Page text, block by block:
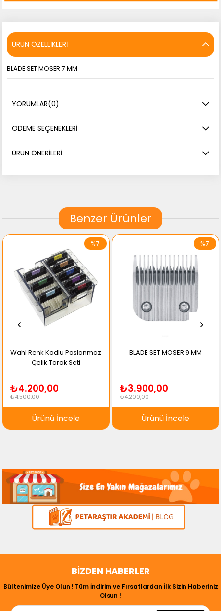
ÜRÜN ÖZELLIKLERI
BLADE SET MOSER 7 MM
YORUMLAR(0)
ÖDEME SEÇENEKLERI
ÜRÜN ÖNERILERI
Benzer Ürünler
Wahl Renk Kodlu Paslanmaz
Çelik Tarak Seti
₺4.200,00
₺4.500,00
Ürünü İncele
%7
BLADE SET MOSER 9 MM
₺3.900,00
₺4.200,00
Ürünü İncele
%7
BIZDEN HABERLER
Bültenimize Üye Olun ! Tüm İndirim ve Fırsatlardan İlk Sizin Haberiniz
Olsun !